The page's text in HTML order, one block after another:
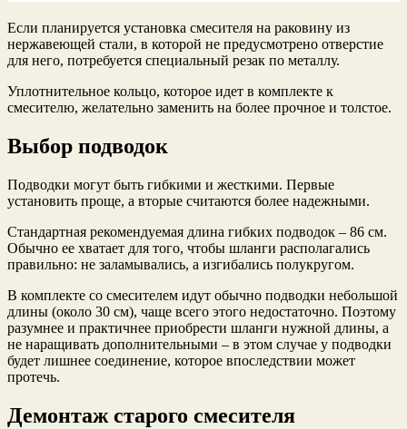
Если планируется установка смесителя на раковину из
нержавеющей стали, в которой не предусмотрено отверстие
для него, потребуется специальный резак по металлу.
Уплотнительное кольцо, которое идет в комплекте к
смесителю, желательно заменить на более прочное и толстое.
Выбор подводок
Подводки могут быть гибкими и жесткими. Первые
установить проще, а вторые считаются более надежными.
Стандартная рекомендуемая длина гибких подводок – 86 см.
Обычно ее хватает для того, чтобы шланги располагались
правильно: не заламывались, а изгибались полукругом.
В комплекте со смесителем идут обычно подводки небольшой
длины (около 30 см), чаще всего этого недостаточно. Поэтому
разумнее и практичнее приобрести шланги нужной длины, а
не наращивать дополнительными – в этом случае у подводки
будет лишнее соединение, которое впоследствии может
протечь.
Демонтаж старого смесителя